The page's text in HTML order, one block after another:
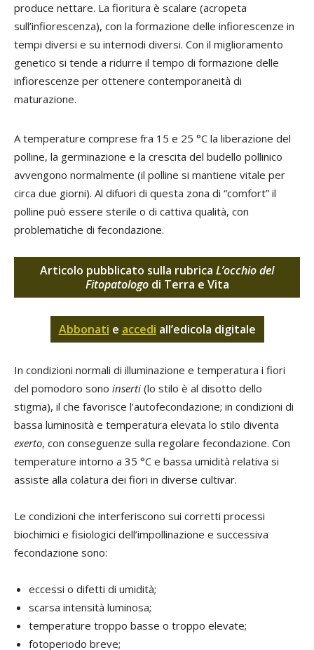
produce nettare. La fioritura è scalare (acropeta
sull’infiorescenza), con la formazione delle infiorescenze in
tempi diversi e su internodi diversi. Con il miglioramento
genetico si tende a ridurre il tempo di formazione delle
infiorescenze per ottenere contemporaneità di
maturazione.
A temperature comprese fra 15 e 25 °C la liberazione del
polline, la germinazione e la crescita del budello pollinico
avvengono normalmente (il polline si mantiene vitale per
circa due giorni). Al difuori di questa zona di “comfort” il
polline può essere sterile o di cattiva qualità, con
problematiche di fecondazione.
Articolo pubblicato sulla rubrica L’occhio del
Fitopatologodi Terra e Vita
Abbonati e accedi all’edicola digitale
In condizioni normali di illuminazione e temperatura i fiori
del pomodoro sono inserti (lo stilo è al disotto dello
stigma), il che favorisce l’autofecondazione; in condizioni di
bassa luminosità e temperatura elevata lo stilo diventa
exerto, con conseguenze sulla regolare fecondazione. Con
temperature intorno a 35 °C e bassa umidità relativa si
assiste alla colatura dei fiori in diverse cultivar.
Le condizioni che interferiscono sui corretti processi
biochimici e fisiologici dell’impollinazione e successiva
fecondazione sono:
eccessi o difetti di umidità;
scarsa intensità luminosa;
temperature troppo basse o troppo elevate;
fotoperiodo breve;